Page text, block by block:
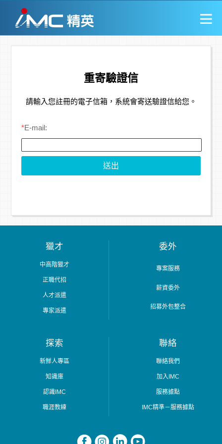
重寄驗證信
請輸入您註冊的電子信箱，系統會寄送驗證信給您。
*E-mail:
獵才
中高階獵才
正職代招
人才派遣
專家派遣
委外
專案服務
薪資委外
招募外包整合
探索
新鮮人專區
知識庫
認識IMC
職涯教練
聯絡
聯絡我們
加入IMC
服務據點
IMC精準－服務據點